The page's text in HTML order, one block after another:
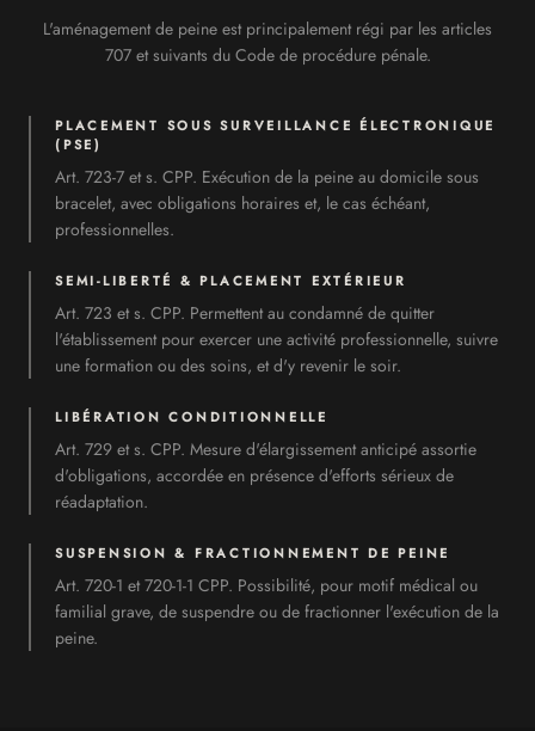
L'aménagement de peine est principalement régi par les articles
707 et suivants du Code de procédure pénale.
PLACEMENT SOUS SURVEILLANCE ÉLECTRONIQUE
(PSE)
Art. 723-7 et s. CPP. Exécution de la peine au domicile sous
bracelet, avec obligations horaires et, le cas échéant,
professionnelles.
SEMI-LIBERTÉ & PLACEMENT EXTÉRIEUR
Art. 723 et s. CPP. Permettent au condamné de quitter
l'établissement pour exercer une activité professionnelle, suivre
une formation ou des soins, et d'y revenir le soir.
LIBÉRATION CONDITIONNELLE
Art. 729 et s. CPP. Mesure d'élargissement anticipé assortie
d'obligations, accordée en présence d'efforts sérieux de
réadaptation.
SUSPENSION & FRACTIONNEMENT DE PEINE
Art. 720-1 et 720-1-1 CPP. Possibilité, pour motif médical ou
familial grave, de suspendre ou de fractionner l'exécution de la
peine.